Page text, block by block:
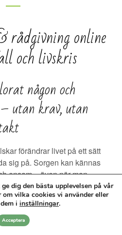
online
och livskris
någon och
utan krav, utan
förändrar livet på ett sätt
sig på. Sorgen kan kännas
ensam – även när man
vill dig väl. Många sörjande
sig i djupt vatten, där
en efter en, och man kämpar
dig den bästa upplevelsen på vår
om vilka cookies vi använder eller
i inställningar.
Acceptera